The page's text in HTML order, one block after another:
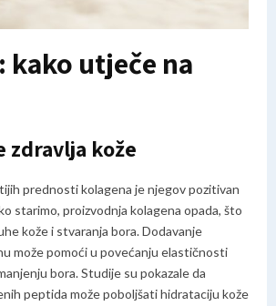
kako utječe na
zdravlja kože
prednosti kolagena je njegov pozitivan
starimo, proizvodnja kolagena opada, što
kože i stvaranja bora. Dodavanje
može pomoći u povećanju elastičnosti
bora. Studije su pokazale da
peptida može poboljšati hidrataciju kože